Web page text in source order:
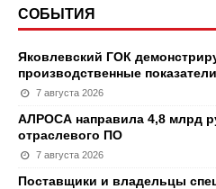
СОБЫТИЯ
Яковлевский ГОК
производственные показатели
7 августа 2026
АЛРОСА направила 4,8 млрд
отраслевого ПО
7 августа 2026
Поставщики и владельцы